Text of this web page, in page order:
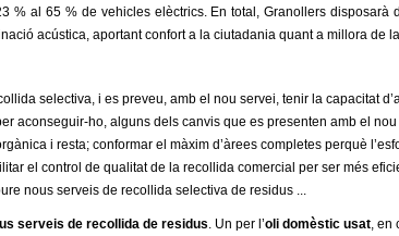
% al 65 % de vehicles elèctrics. En total, Granollers disposarà
acústica, aportant confort a la ciutadania quant a millora de
selectiva, i es preveu, amb el nou servei, tenir la capacitat
aconseguir-ho, alguns dels canvis que es presenten amb el
i resta; conformar el màxim d’àrees completes perquè
el control de qualitat de la recollida comercial per ser més
nous serveis de recollida selectiva de residus ...
serveis de recollida de residus. Un per l’oli domèstic usat, en